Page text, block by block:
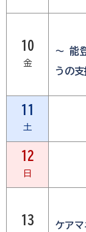
10
金
～ 能
うの
11
土
12
日
13 ケア